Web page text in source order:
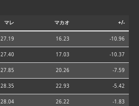
マレ マカオ +/-
27.19 16.23 -10.96
27.40 17.03 -10.37
27.85 20.26 -7.59
28.35 22.93 -5.42
28.04 26.22 -1.83